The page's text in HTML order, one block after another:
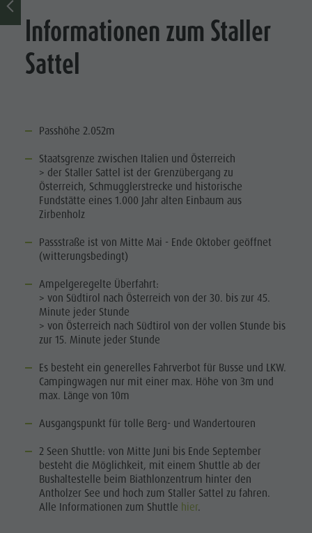
Informationen zum Staller
Sattel
Passhöhe 2.052m
Staatsgrenze zwischen Italien und Österreich
> der Staller Sattel ist der Grenzübergang zu
Österreich, Schmugglerstrecke und historische
Fundstätte eines 1.000 Jahr alten Einbaum aus
Zirbenholz
Passstraße ist von Mitte Mai - Ende Oktober geöffnet
(witterungsbedingt)
Ampelgeregelte Überfahrt:
> von Südtirol nach Österreich von der 30. bis zur 45.
Minute jeder Stunde
> von Österreich nach Südtirol von der vollen Stunde bis
zur 15. Minute jeder Stunde
Es besteht ein generelles Fahrverbot für Busse und LKW.
Campingwagen nur mit einer max. Höhe von 3m und
max. Länge von 10m
Ausgangspunkt für tolle Berg- und Wandertouren
2 Seen Shuttle: von Mitte Juni bis Ende September
besteht die Möglichkeit, mit einem Shuttle ab der
Bushaltestelle beim Biathlonzentrum hinter den
Antholzer See und hoch zum Staller Sattel zu fahren.
Alle Informationen zum Shuttle hier.